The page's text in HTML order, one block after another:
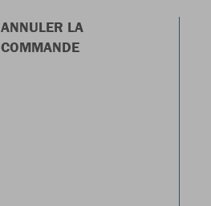
ANNULER LA
COMMANDE